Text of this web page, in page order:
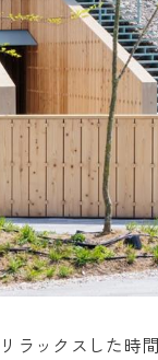
ラックスした時